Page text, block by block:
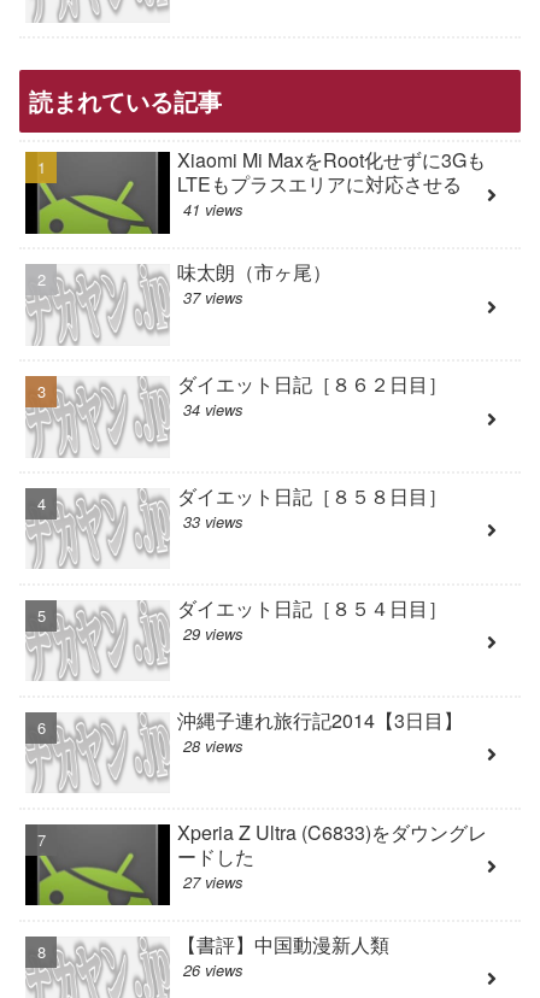
読まれている記事
Xiaomi Mi MaxをRoot化せずに3Gも
LTEもプラスエリアに対応させる
41 views
味太朗（市ヶ尾）
37 views
ダイエット日記［８６２日目］
34 views
ダイエット日記［８５８日目］
33 views
ダイエット日記［８５４日目］
29 views
沖縄子連れ旅行記2014【3日目】
28 views
Xperia Z Ultra (C6833)をダウングレ
ードした
27 views
【書評】中国動漫新人類
26 views